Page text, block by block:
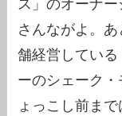
ス」のオーナ
さんながよ。
舗経営してい
ーのシェーク
ょっこし前ま